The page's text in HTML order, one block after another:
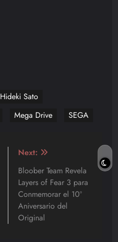
Hideki Sato
Mega Drive SEGA
Next:
Bloober Team Revela
Layers of Fear 3 para
Conmemorar el 10º
Aniversario del
Original